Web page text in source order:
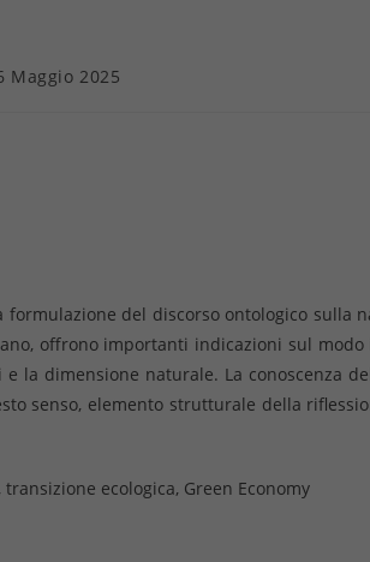
Maggio 2025
del discorso ontologico sulla
offrono importanti indicazioni sul
la dimensione naturale. La conoscenza
senso, elemento strutturale della
ecologica, Green Economy